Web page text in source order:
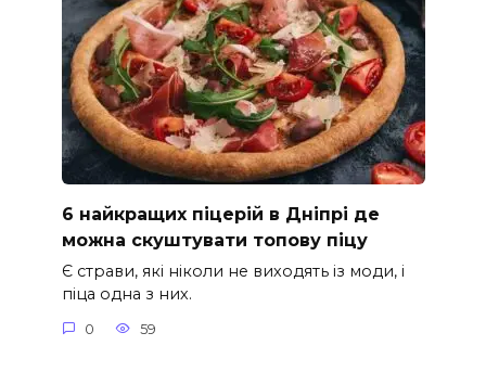
6 найкращих піцерій в Дніпрі де
можна скуштувати топову піцу
Є страви, які ніколи не виходять із моди, і
піца одна з них.
0 59